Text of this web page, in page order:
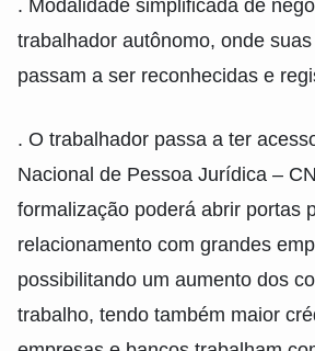
. Modalidade simplificada de
trabalhador autônomo, onde
passam a ser reconhecidas e
. O trabalhador passa a ter
Nacional de Pessoa Jurídica –
formalização poderá abrir portas
relacionamento com grandes
possibilitando um aumento dos
trabalho, tendo também maior